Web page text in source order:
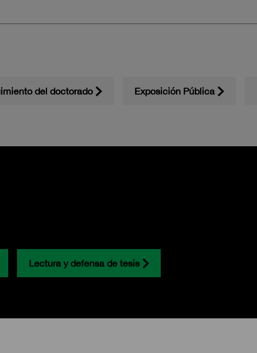
del doctorado Exposición Pública
Lectura y defensa de tesis